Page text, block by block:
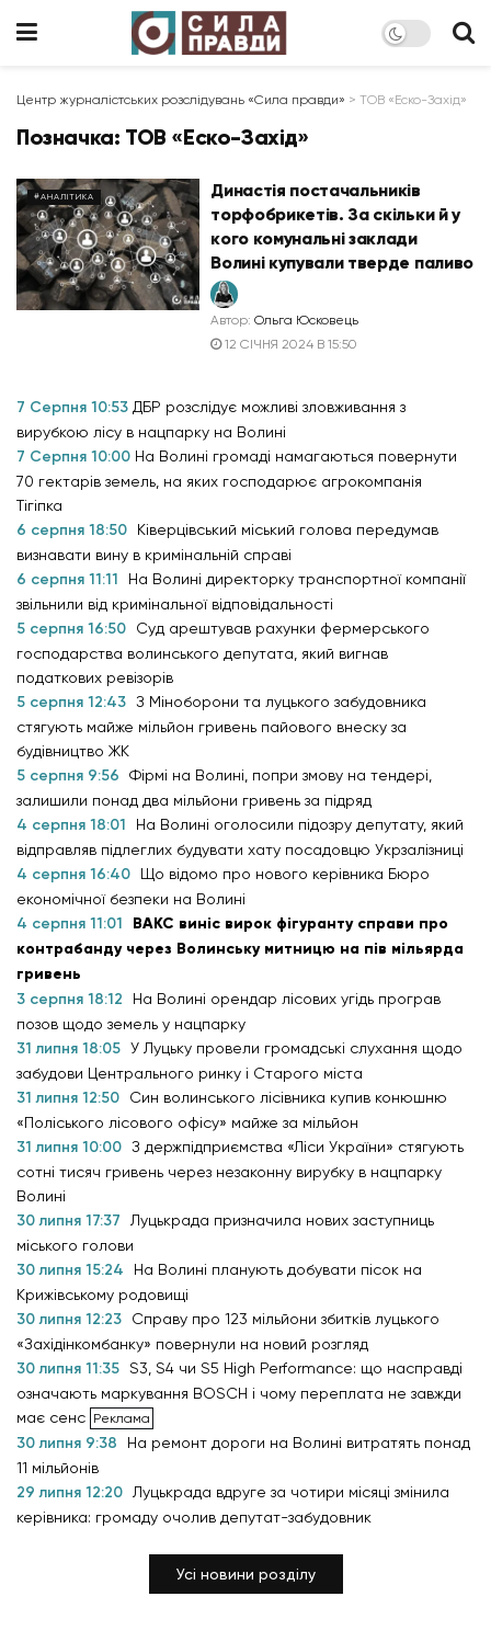
Центр журналістських розслідувань «Сила правди» > ТОВ «Еско-Захід»
Позначка: ТОВ «Еско-Захід»
#АНАЛІТИКА
Династія постачальників
торфобрикетів. За скільки й у
кого комунальні заклади
Волині купували тверде паливо
Автор: Ольга Юсковець
12 СІЧНЯ 2024 В 15:50
7 Серпня 10:53 ДБР розслідує можливі зловживання з
вирубкою лісу в нацпарку на Волині
7 Серпня 10:00 На Волині громаді намагаються повернути
70 гектарів земель, на яких господарює агрокомпанія
Тігіпка
6 серпня 18:50
Ківерцівський міський голова передумав
визнавати вину в кримінальній справі
6 серпня 11:11
На Волині директорку транспортної компанії
звільнили від кримінальної відповідальності
5 серпня 16:50
Суд арештував рахунки фермерського
господарства волинського депутата, який вигнав
податкових ревізорів
5 серпня 12:43 З Міноборони та луцького забудовника
стягують майже мільйон гривень пайового внеску за
будівництво ЖК
5 серпня 9:56
Фірмі на Волині, попри змову на тендері,
залишили понад два мільйони гривень за підряд
4 серпня 18:01
На Волині оголосили підозру депутату, який
відправляв підлеглих будувати хату посадовцю Укрзалізниці
4 серпня 16:40
Що відомо про нового керівника Бюро
економічної безпеки на Волині
4 серпня 11:01
ВАКС виніс вирок фігуранту справи про
контрабанду через Волинську митницю на пів мільярда
гривень
3 серпня 18:12
На Волині орендар лісових угідь програв
позов щодо земель у нацпарку
31 липня 18:05 У Луцьку провели громадські слухання щодо
забудови Центрального ринку і Старого міста
31 липня 12:50
Син волинського лісівника купив конюшню
«Поліського лісового офісу» майже за мільйон
31 липня 10:00 З держпідприємства «Ліси України» стягують
сотні тисяч гривень через незаконну вирубку в нацпарку
Волині
30 липня 17:37
Луцькрада призначила нових заступниць
міського голови
30 липня 15:24
На Волині планують добувати пісок на
Крижівському родовищі
30 липня 12:23
Справу про 123 мільйони збитків луцького
«Західінкомбанку» повернули на новий розгляд
30 липня 11:35 S3, S4 чи S5 High Performance: що насправді
означають маркування BOSCH і чому переплата не завжди
має сенс
30 липня 9:38
На ремонт дороги на Волині витратять понад
11 мільйонів
29 липня 12:20
Луцькрада вдруге за чотири місяці змінила
керівника: громаду очолив депутат-забудовник
Усі новини розділу